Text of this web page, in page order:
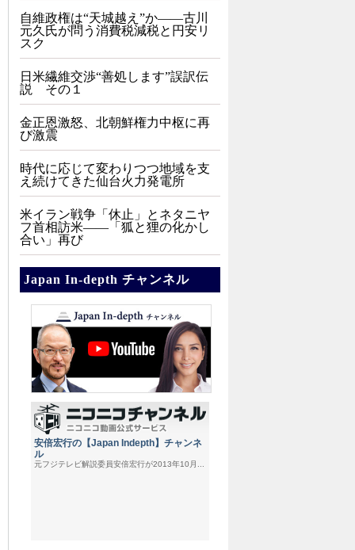
自維政権は“天城越え”か――古川
元久氏が問う消費税減税と円安リ
スク
日米繊維交渉“善処します”誤訳伝
説 その１
金正恩激怒、北朝鮮権力中枢に再
び激震
時代に応じて変わりつつ地域を支
え続けてきた仙台火力発電所
米イラン戦争「休止」とネタニヤ
フ首相訪米――「狐と狸の化かし
合い」再び
Japan In-depth チャンネル